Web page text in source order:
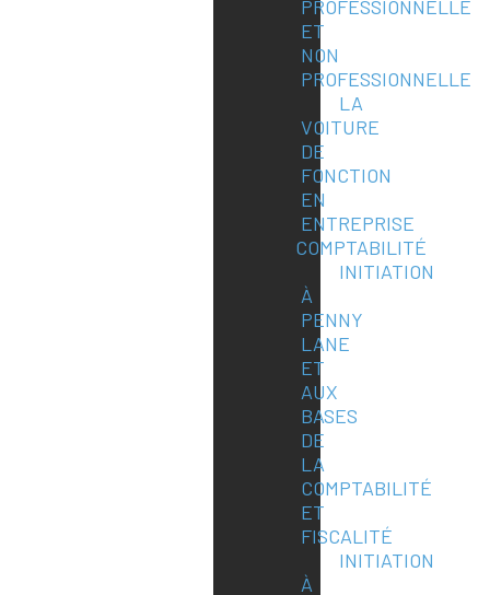
PROFESSIONNELLE
ET
NON
PROFESSIONNELLE
LA
VOITURE
DE
FONCTION
EN
ENTREPRISE
COMPTABILITÉ
INITIATION
À
PENNY
LANE
ET
AUX
BASES
DE
LA
COMPTABILITÉ
ET
FISCALITÉ
INITIATION
À